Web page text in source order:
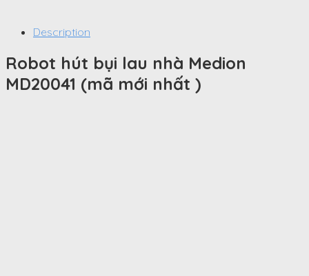
Description
Robot hút bụi lau nhà Medion
MD20041 (mã mới nhất )